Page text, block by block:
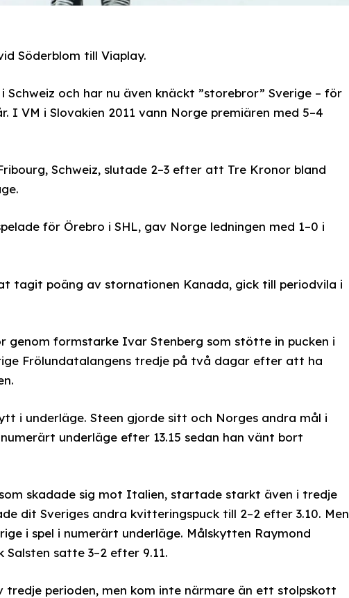
Söderblom till Viaplay.
och har nu även knäckt ”storebror” Sverige – för
I VM i Slovakien 2011 vann Norge premiären med 5–4
Schweiz, slutade 2–3 efter att Tre Kronor bland
för Örebro i SHL, gav Norge ledningen med 1–0 i
tagit poäng av stornationen Kanada, gick till periodvila i
genom formstarke Ivar Stenberg som stötte in pucken i
Frölundatalangens tredje på två dagar efter att ha
i underläge. Steen gjorde sitt och Norges andra mål i
underläge efter 13.15 sedan han vänt bort
skadade sig mot Italien, startade starkt även i tredje
dit Sveriges andra kvitteringspuck till 2–2 efter 3.10. Men
i spel i numerärt underläge. Målskytten Raymond
Salsten satte 3–2 efter 9.11.
perioden, men kom inte närmare än ett stolpskott